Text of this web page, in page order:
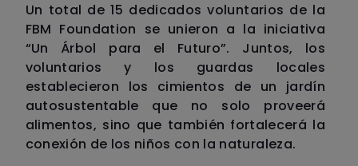
Un total de 15 dedicados voluntarios de la
FBM Foundation se unieron a la iniciativa
“Un Árbol para el Futuro”. Juntos, los
voluntarios y los guardas locales
establecieron los cimientos de un jardín
autosustentable que no solo proveerá
alimentos, sino que también fortalecerá la
conexión de los niños con la naturaleza.